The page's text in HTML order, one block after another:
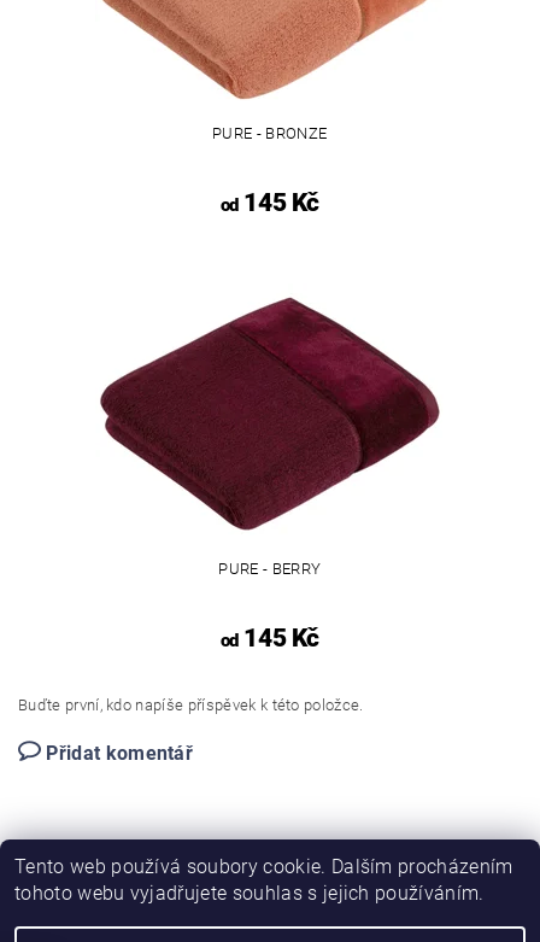
PURE - BRONZE
od145 Kč
PURE - BERRY
od145 Kč
Buďte první, kdo napíše příspěvek k této položce.
Přidat komentář
Tento web používá soubory cookie. Dalším procházením
tohoto webu vyjadřujete souhlas s jejich používáním.